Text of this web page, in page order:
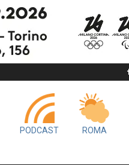
PODCAST ROMA